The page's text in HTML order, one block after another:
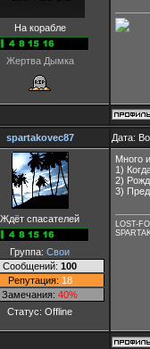
На корабле
Жертва Дымка
spartakovec87 Дата:
Ждёт спасателей
Группа: Свои
Сообщений: 100
Репутация: 18
Замечания: 40%
Статус: Offline
Много
1)
2)
3)
LOST-